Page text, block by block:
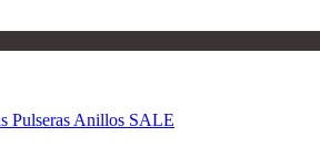
Pulseras Anillos SALE